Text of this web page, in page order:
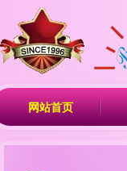
网站首页